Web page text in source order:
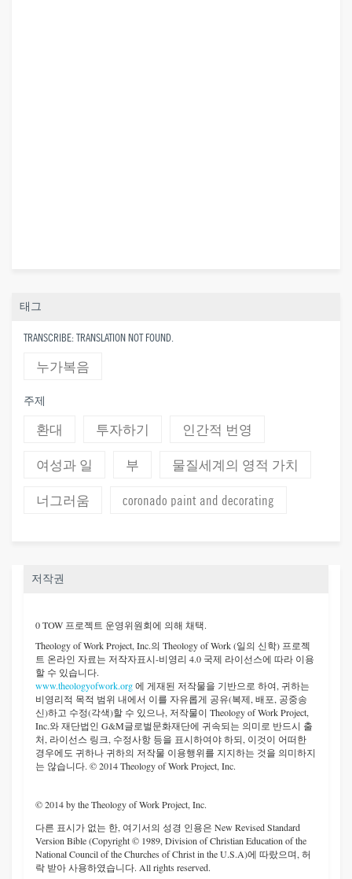
태그
TRANSCRIBE: TRANSLATION NOT FOUND.
누가복음
주제
환대 투자하기 인간적 번영
여성과 일 부 물질세계의 영적 가치
너그러움 coronado paint and decorating
저작권
0 TOW 프로젝트 운영위원회에 의해 채택.
Theology of Work Project, Inc.의 Theology of Work (일의 신학) 프로젝
트 온라인 자료는 저작자표시-비영리 4.0 국제 라이선스에 따라 이용
할 수 있습니다.
www.theologyofwork.org에 게재된 저작물을 기반으로 하여, 귀하는
비영리적 목적 범위 내에서 이를 자유롭게 공유(복제, 배포, 공중송
신)하고 수정(각색)할 수 있으나, 저작물이 Theology of Work Project,
Inc.와 재단법인 G&M글로벌문화재단에 귀속되는 의미로 반드시 출
처, 라이선스 링크, 수정사항 등을 표시하여야 하되, 이것이 어떠한
경우에도 귀하나 귀하의 저작물 이용행위를 지지하는 것을 의미하지
는 않습니다. © 2014 Theology of Work Project, Inc.
© 2014 by the Theology of Work Project, Inc.
다른 표시가 없는 한, 여기서의 성경 인용은 New Revised Standard
Version Bible (Copyright © 1989, Division of Christian Education of the
National Council of the Churches of Christ in the U.S.A)에 따랐으며, 허
락 받아 사용하였습니다. All rights reserved.